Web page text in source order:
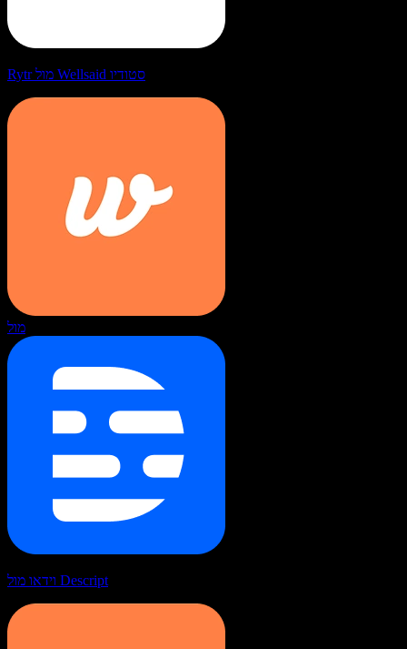
Rytr מול Wellsaid סטודיו
מול
וידאו מול Descript